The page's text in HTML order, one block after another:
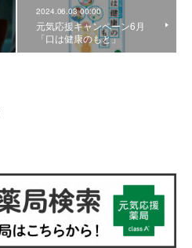
2024.06.03 00:00
元気応援キャンペーン6月
「口は健康のもと」